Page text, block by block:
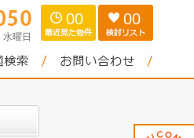
水曜日
00 00